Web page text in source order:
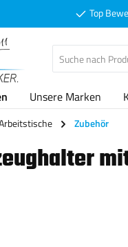
Top
Unsere Marken
Zubehör